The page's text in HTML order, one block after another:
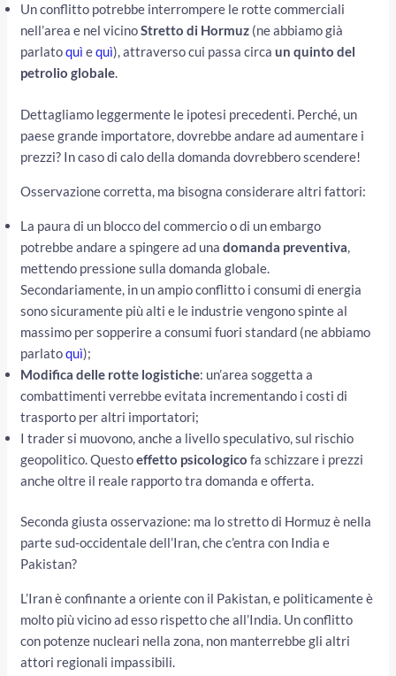
Un conflitto potrebbe interrompere le rotte commerciali
nell’area e nel vicinoStretto di Hormuz (ne abbiamo già
parlatoquì equì), attraverso cui passa circaun quinto del
petrolio globale.
Dettagliamo leggermente le ipotesi precedenti. Perché, un
paese grande importatore, dovrebbe andare ad aumentare i
prezzi? In caso di calo della domanda dovrebbero scendere!
Osservazione corretta, ma bisogna considerare altri fattori:
La paura di un blocco del commercio o di un embargo
potrebbe andare a spingere ad unadomanda preventiva
mettendo pressione sulla domanda globale.
Secondariamente, in un ampio conflitto i consumi di energia
sono sicuramente più alti e le industrie vengono spinte al
massimo per sopperire a consumi fuori standard (ne abbiamo
parlatoquì);
Modifica delle rotte logistiche: un’area soggetta a
combattimenti verrebbe evitata incrementando i costi di
trasporto per altri importatori;
I trader si muovono, anche a livello speculativo, sul rischio
geopolitico. Questoeffetto psicologico fa schizzare i prezzi
anche oltre il reale rapporto tra domanda e offerta.
Seconda giusta osservazione: ma lo stretto di Hormuz è nella
parte sud-occidentale dell’Iran, che c’entra con India e
Pakistan?
L’Iran è confinante a oriente con il Pakistan, e politicamente è
molto più vicino ad esso rispetto che all’India. Un conflitto
con potenze nucleari nella zona, non manterrebbe gli altri
attori regionali impassibili.